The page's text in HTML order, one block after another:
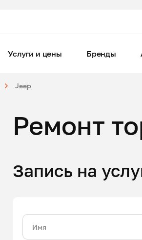
Услуги и цены Бренды
Jeep
Ремонт
Запись на
Имя